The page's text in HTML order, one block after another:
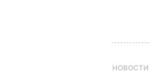
НОВОСТИ